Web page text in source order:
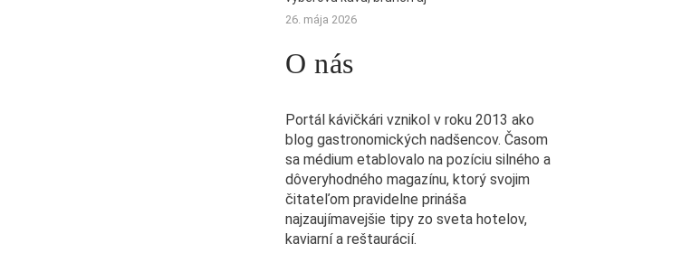
26. mája 2026
O nás
Portál kávičkári vznikol v roku 2013 ako
blog gastronomických nadšencov. Časom
sa médium etablovalo na pozíciu silného a
dôveryhodného magazínu, ktorý svojim
čitateľom pravidelne prináša
najzaujímavejšie tipy zo sveta hotelov,
kaviarní a reštaurácií.